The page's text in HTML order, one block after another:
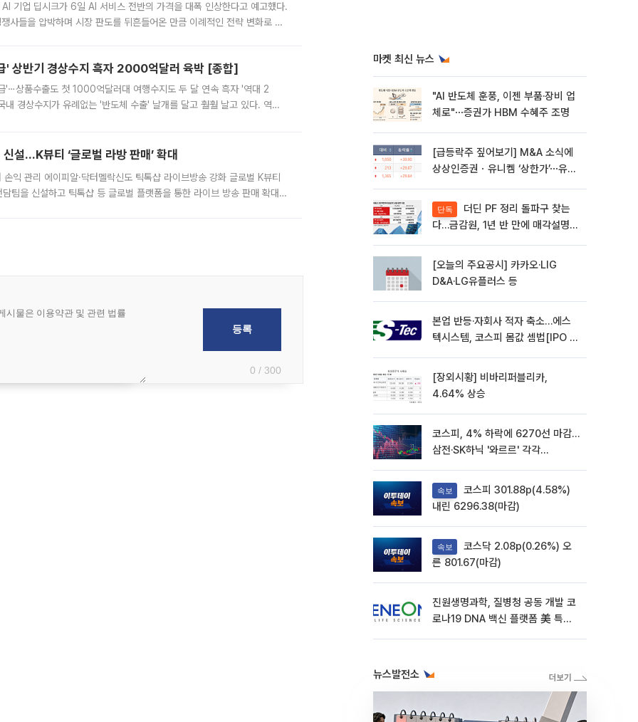
기업 딥시크가 6일 AI 서비스 전반의 가격을 대폭 인상한다고 예고했다.
사들을 압박하며 시장 판도를 뒤흔들어온 만큼 이례적인 전략 변화로 평
' 상반기 경상수지 흑자 2000억달러 육박 [종합]
상품수출도 첫 1000억달러대 여행수지도 두 달 연속 흑자 '역대 2
경상수지가 유례없는 '반도체 수출' 날개를 달고 훨훨 날고 있다. 역대
설…K뷰티 ‘글로벌 라방 판매’ 확대
익 관리 에이피알·닥터멜락신도 틱톡샵 라이브방송 강화 글로벌 K뷰티
팀을 신설하고 틱톡샵 등 글로벌 플랫폼을 통한 라이브 방송 판매 확대에
0 / 300
마켓 최신 뉴스
"AI 반도체 훈풍, 이젠 부품·장비 업
체로"⋯증권가 HBM 수혜주 조명
[급등락주 짚어보기] M&A 소식에
상상인증권ㆍ유니켐 ‘상한가’⋯유증
단독
다…금감원, 1년 반 만에 매각설명회
[오늘의 주요공시] 카카오·LIG
D&A·LG유플러스 등
본업 반등·자회사 적자 축소…에스
텍시스템, 코스피 몸값 셈법[IPO 엑
[장외시황] 비바리퍼블리카,
4.64% 상승
코스피, 4% 하락에 6270선 마감…
삼전·SK하닉 '와르르' 각각
속보
내린 6296.38(마감)
속보
른 801.67(마감)
진원생명과학, 질병청 공동 개발 코
로나19 DNA 백신 플랫폼 美 특허
뉴스발전소